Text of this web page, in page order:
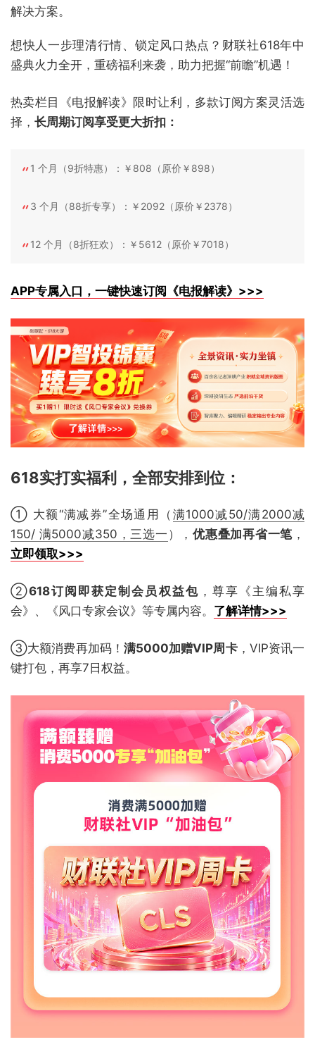
解决方案。
想快人一步理清行情、锁定风口热点？财联社618年中
盛典火力全开，重磅福利来袭，助力把握“前瞻”机遇！
热卖栏目《电报解读》限时让利，多款订阅方案灵活选
择， 长周期订阅享受更大折扣：
1 个月（9折特惠）：￥808（原价￥898）
3 个月（88折专享）：￥2092（原价￥2378）
12 个月（8折狂欢）：￥5612（原价￥7018）
APP专属入口，一键快速订阅《电报解读》>>>
618实打实福利，全部安排到位 ：
① 大额“满减券”全场通用（ 满1000减50/满2000减
150/ 满5000减350，三选一 ），优惠叠加再省一笔 ，
立即领取>>>
②618订阅即获定制会员权益包 ，尊享《主编私享
会》、《风口专家会议》等专属内容。 了解详情>>>
③大额消费再加码！ 满5000加赠VIP周卡，VIP资讯一
键打包，再享7日权益。